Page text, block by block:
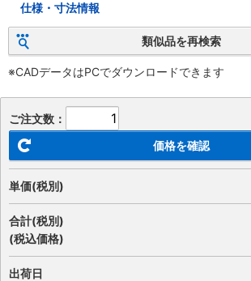
仕様・寸法情報
類似品を再検索
※CADデータはPCでダウンロードできます
ご注文数：
価格を確認
単価(税別)
合計(税別)
(税込価格)
出荷日